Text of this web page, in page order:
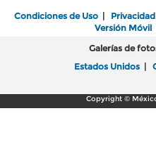
Condiciones de Uso | Privacidad
Versión Móvil
Galerías de
Estados Unidos |
Copyright ©